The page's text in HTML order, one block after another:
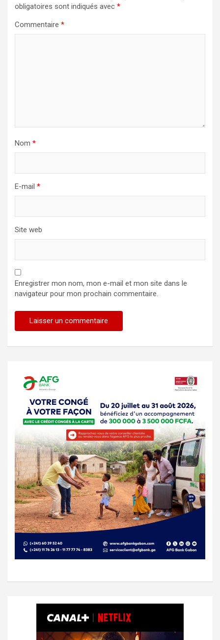
obligatoires sont indiqués avec *
Commentaire *
Nom *
E-mail *
Site web
Enregistrer mon nom, mon e-mail et mon site dans le
navigateur pour mon prochain commentaire.